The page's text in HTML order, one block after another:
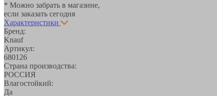
* Можно забрать в магазине,
если заказать сегодня
Характеристики
Бренд:
Knauf
Артикул:
680126
Страна производства:
РОССИЯ
Влагостойкий:
Да